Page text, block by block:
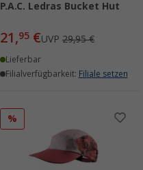
P.A.C. Ledras Bucket Hut
21,95 €UVP 29,95 €
Lieferbar
Filialverfügbarkeit: Filiale setzen
%